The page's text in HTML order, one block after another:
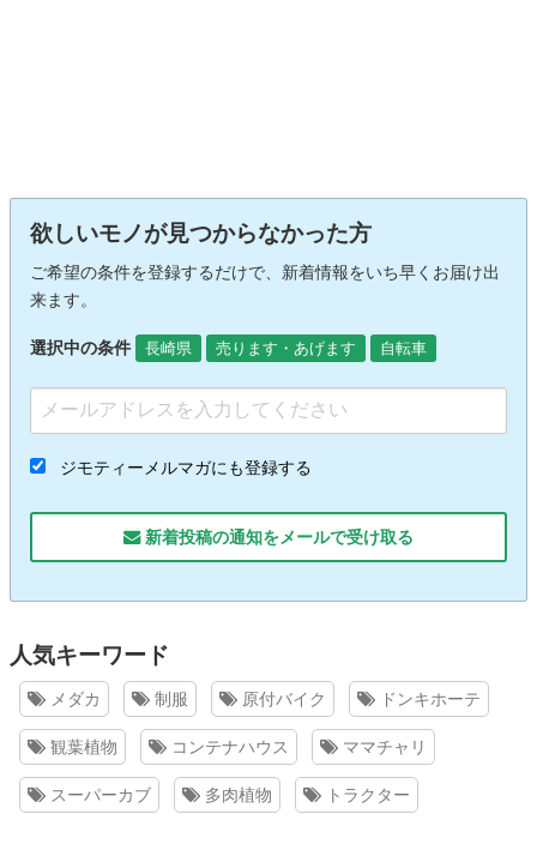
欲しいモノが見つからなかった方
ご希望の条件を登録するだけで、新着情報をいち早くお届け出
来ます。
選択中の条件 長崎県 売ります・あげます 自転車
ジモティーメルマガにも登録する
新着投稿の通知をメールで受け取る
人気キーワード
メダカ 制服 原付バイク ドンキホーテ
観葉植物 コンテナハウス ママチャリ
スーパーカブ 多肉植物 トラクター